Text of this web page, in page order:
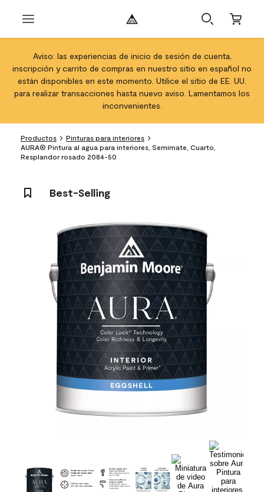
Aviso: las experiencias de inicio de sesión de cuenta,
inscripción y carrito de compras en nuestro sitio en español no
están disponibles en este momento. Utilice el sitio de EE. UU.
para realizar transacciones hasta nuevo aviso. Lamentamos los
inconvenientes.
Productos
Pinturas para interiores
AURA® Pintura al agua para interiores, Semimate, Cuarto,
Resplandor rosado 2084-50
Best-Selling